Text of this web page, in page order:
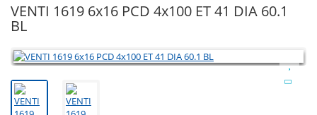
VENTI 1619 6x16 PCD 4x100 ET 41 DIA 60.1
BL